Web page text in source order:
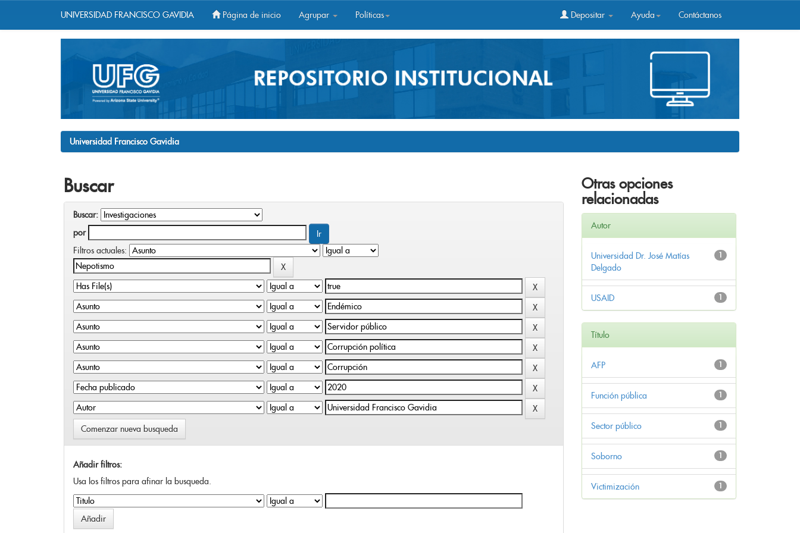
UNIVERSIDAD FRANCISCO GAVIDIA Página de inicio Agrupar Políticas Depositar Ayuda Contáctanos
Universidad Francisco Gavidia
Buscar
Buscar:
por
Filtros actuales:
Comenzar nueva busqueda
Añadir filtros:
Usa los filtros para afinar la busqueda.
Otras opciones
relacionadas
Autor
1
Universidad Dr. José Matías
Delgado
1
USAID
Título
1
AFP
1
Función pública
1
Sector público
1
Soborno
1
Victimización